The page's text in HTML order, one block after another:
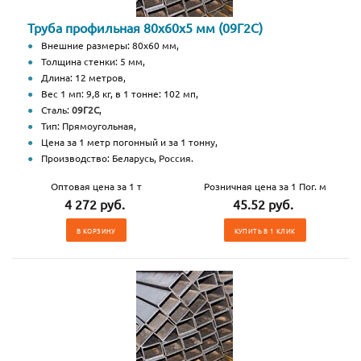
Труба профильная 80х60х5 мм (09Г2С)
Внешние размеры: 80х60 мм,
Толщина стенки: 5 мм,
Длина: 12 метров,
Вес 1 мп: 9,8 кг, в 1 тонне: 102 мп,
Сталь:09Г2С,
Тип: Прямоугольная,
Цена за 1 метр погонный и за 1 тонну,
Производство: Беларусь, Россия.
Оптовая цена за 1 т
4 272 руб.
В КОРЗИНУ
Розничная цена за 1 Пог. м
45.52 руб.
КУПИТЬ В 1 КЛИК